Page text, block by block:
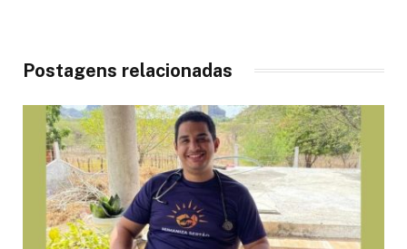
Postagens relacionadas